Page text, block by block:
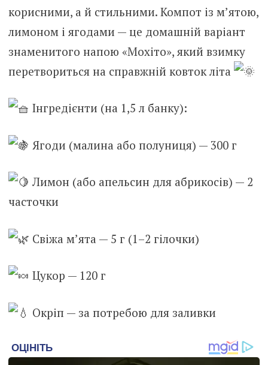
корисними, а й стильними. Компот із м’ятою,
лимоном і ягодами — це домашній варіант
знаменитого напою «Мохіто», який взимку
перетвориться на справжній ковток літа
Інгредієнти (на 1,5 л банку):
Ягоди (малина або полуниця) — 300 г
Лимон (або апельсин для абрикосів) — 2
часточки
Свіжа м’ята — 5 г (1–2 гілочки)
Цукор — 120 г
Окріп — за потребою для заливки